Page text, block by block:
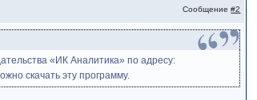
Сообщение#2
«ИК Аналитика» по адресу:
скачать эту программу.